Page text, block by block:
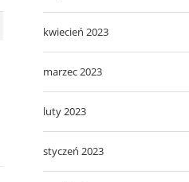
kwiecień 2023
marzec 2023
luty 2023
styczeń 2023